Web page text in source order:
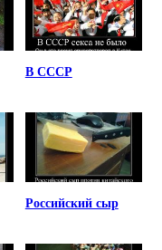
В СССР
Российский сыр